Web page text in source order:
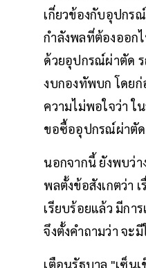
เกี่ยวข้องกับอุปกร
กำลังพลที่ต้องออก
ด้วยอุปกรณ์ผ่าตัด ร
งบกองทัพบก โดยก่
ความไม่พอใจว่า
ขอซื้ออุปกรณ์ผ่าตั
นอกจากนี้ ยังพบว่
พลตั้งข้อสังเกตว่า
เรียบร้อยแล้ว มีก
จึงตั้งคำถามว่า จะ
เตือนรัฐบาล "เซ็น